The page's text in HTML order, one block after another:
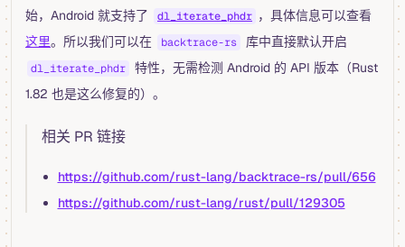
始，Android 就支持了
dl_iterate_phdr ，具体信息可以查看
这里。所以我们可以在 backtrace-rs 库中直接默认开启
dl_iterate_phdr
特性，无需检测 Android 的 API 版本（Rust
1.82 也是这么修复的）。
相关 PR 链接
https://github.com/rust-lang/backtrace-rs/pull/656
https://github.com/rust-lang/rust/pull/129305